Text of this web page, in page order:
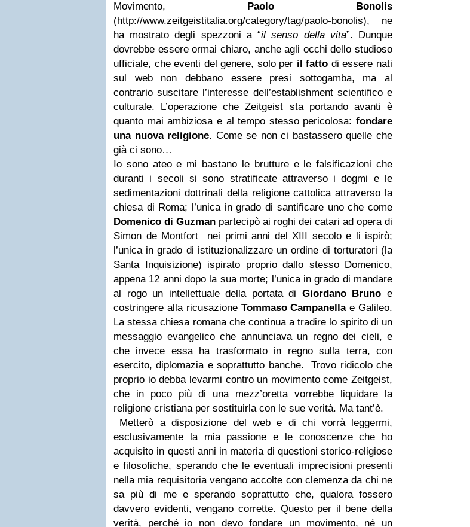
Movimento, Paolo Bonolis
(http://www.zeitgeistitalia.org/category/tag/paolo-bonolis), ne
ha mostrato degli spezzoni a “il senso della vita”. Dunque
dovrebbe essere ormai chiaro, anche agli occhi dello studioso
ufficiale, che eventi del genere, solo per il fatto di essere nati
sul web non debbano essere presi sottogamba, ma al
contrario suscitare l’interesse dell’establishment scientifico e
culturale. L’operazione che Zeitgeist sta portando avanti è
quanto mai ambiziosa e al tempo stesso pericolosa: fondare
una nuova religione. Come se non ci bastassero quelle che
già ci sono…
Io sono ateo e mi bastano le brutture e le falsificazioni che
duranti i secoli si sono stratificate attraverso i dogmi e le
sedimentazioni dottrinali della religione cattolica attraverso la
chiesa di Roma; l’unica in grado di santificare uno che come
Domenico di Guzman partecipò ai roghi dei catari ad opera di
Simon de Montfort nei primi anni del XIII secolo e li ispirò;
l’unica in grado di istituzionalizzare un ordine di torturatori (la
Santa Inquisizione) ispirato proprio dallo stesso Domenico,
appena 12 anni dopo la sua morte; l’unica in grado di mandare
al rogo un intellettuale della portata di Giordano Bruno e
costringere alla ricusazione Tommaso Campanellae Galileo.
La stessa chiesa romana che continua a tradire lo spirito di un
messaggio evangelico che annunciava un regno dei cieli, e
che invece essa ha trasformato in regno sulla terra, con
esercito, diplomazia e soprattutto banche. Trovo ridicolo che
proprio io debba levarmi contro un movimento come Zeitgeist,
che in poco più di una mezz’oretta vorrebbe liquidare la
religione cristiana per sostituirla con le sue verità. Ma tant’è.
Metterò a disposizione del web e di chi vorrà leggermi,
esclusivamente la mia passione e le conoscenze che ho
acquisito in questi anni in materia di questioni storico-religiose
e filosofiche, sperando che le eventuali imprecisioni presenti
nella mia requisitoria vengano accolte con clemenza da chi ne
sa più di me e sperando soprattutto che, qualora fossero
davvero evidenti, vengano corrette. Questo per il bene della
verità, perché io non devo fondare un movimento, né un